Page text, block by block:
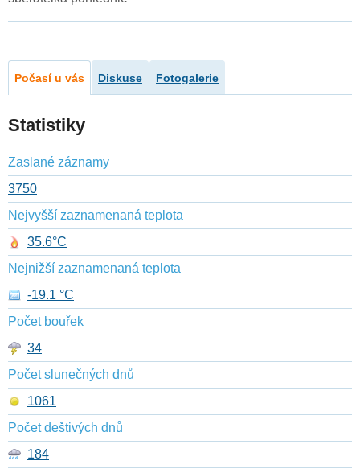
Počasí u vás Diskuse Fotogalerie
Statistiky
Zaslané záznamy
3750
Nejvyšší zaznamenaná teplota
35.6°C
Nejnižší zaznamenaná teplota
-19.1 °C
Počet bouřek
34
Počet slunečných dnů
1061
Počet deštivých dnů
184